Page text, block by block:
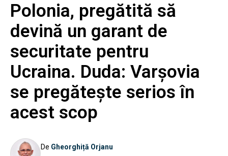
Polonia, pregătită să
devină un garant de
securitate pentru
Ucraina. Duda: Varșovia
se pregătește serios în
acest scop
De Gheorghiță Orjanu